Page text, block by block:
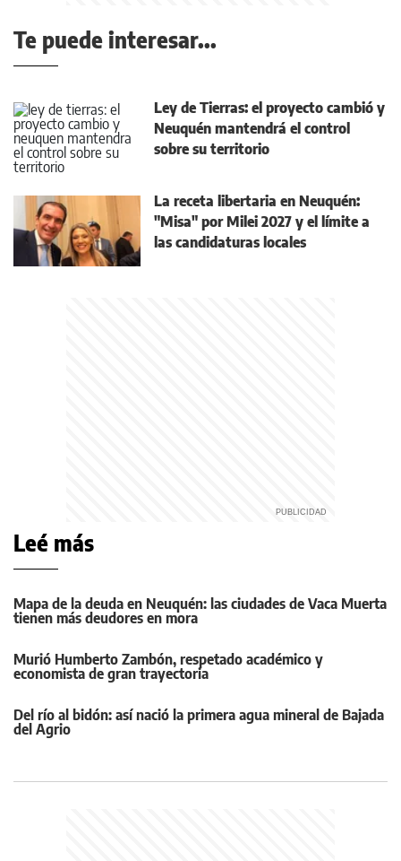
Te puede interesar...
Ley de Tierras: el proyecto cambió y
Neuquén mantendrá el control
sobre su territorio
La receta libertaria en Neuquén:
"Misa" por Milei 2027 y el límite a
las candidaturas locales
Leé más
Mapa de la deuda en Neuquén: las ciudades de Vaca Muerta
tienen más deudores en mora
Murió Humberto Zambón, respetado académico y
economista de gran trayectoria
Del río al bidón: así nació la primera agua mineral de Bajada
del Agrio